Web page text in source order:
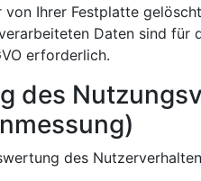
Ihrer Festplatte
Daten sind für
erforderlich.
des
des